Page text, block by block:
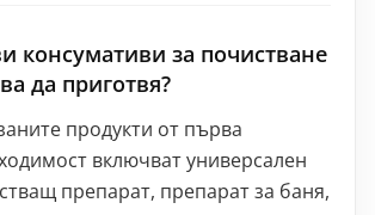
консумативи за почистване
да приготвя?
продукти от първа
включват универсален
препарат, препарат за баня,